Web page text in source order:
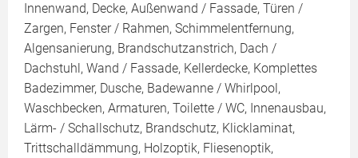
Innenwand, Decke, Außenwand / Fassade, Türen /
Zargen, Fenster / Rahmen, Schimmelentfernung,
Algensanierung, Brandschutzanstrich, Dach /
Dachstuhl, Wand / Fassade, Kellerdecke, Komplettes
Badezimmer, Dusche, Badewanne / Whirlpool,
Waschbecken, Armaturen, Toilette / WC, Innenausbau,
Lärm- / Schallschutz, Brandschutz, Klicklaminat,
Trittschalldämmung, Holzoptik, Fliesenoptik,